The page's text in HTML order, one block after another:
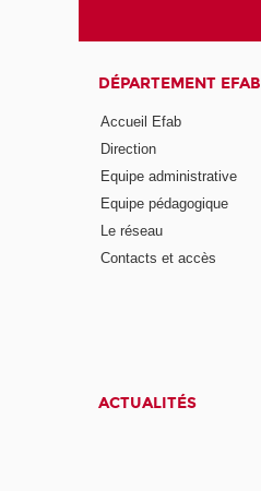
DÉPARTEMENT EFAB
Accueil Efab
Direction
Equipe administrative
Equipe pédagogique
Le réseau
Contacts et accès
ACTUALITÉS